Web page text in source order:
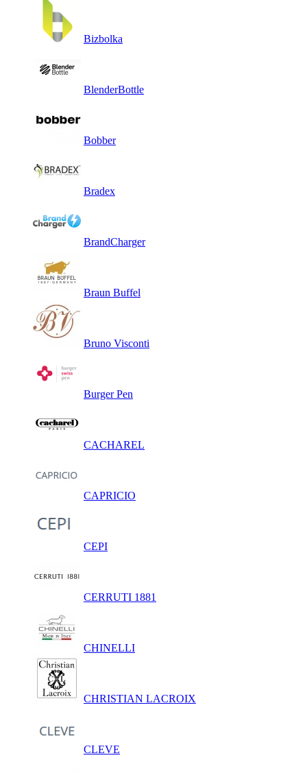
Bizbolka
BlenderBottle
Bobber
Bradex
BrandCharger
Braun Buffel
Bruno Visconti
Burger Pen
CACHAREL
CAPRICIO
CEPI
CERRUTI 1881
CHINELLI
CHRISTIAN LACROIX
CLEVE